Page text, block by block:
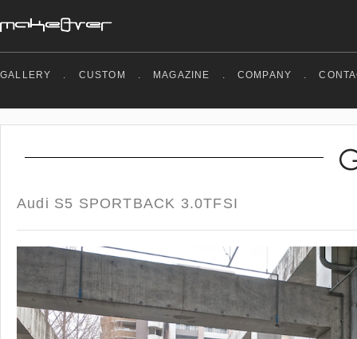
GALLERY . CUSTOM . MAGAZINE . COMPANY .
Audi S5 SPORTBACK 3.0TFSI